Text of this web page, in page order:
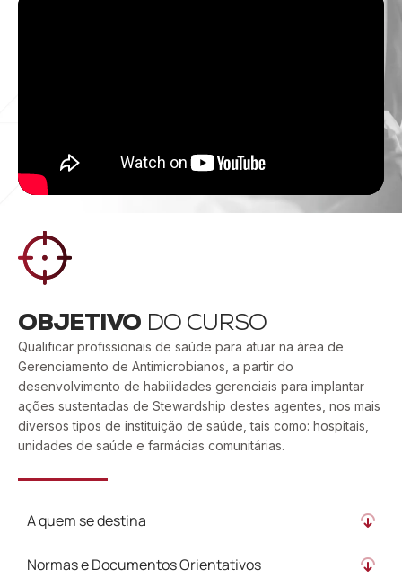
OBJETIVO DO CURSO
Qualificar profissionais de saúde para atuar na área de
Gerenciamento de Antimicrobianos, a partir do
desenvolvimento de habilidades gerenciais para implantar
ações sustentadas de Stewardship destes agentes, nos mais
diversos tipos de instituição de saúde, tais como: hospitais,
unidades de saúde e farmácias comunitárias.
A quem se destina
Normas e Documentos Orientativos